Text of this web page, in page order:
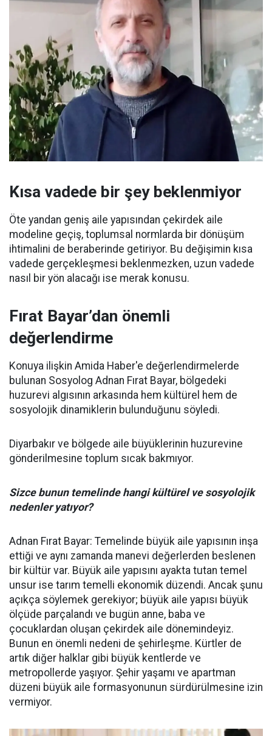
Kısa vadede bir şey beklenmiyor
Öte yandan geniş aile yapısından çekirdek aile
modeline geçiş, toplumsal normlarda bir dönüşüm
ihtimalini de beraberinde getiriyor. Bu değişimin kısa
vadede gerçekleşmesi beklenmezken, uzun vadede
nasıl bir yön alacağı ise merak konusu.
Fırat Bayar’dan önemli
değerlendirme
Konuya ilişkin Amida Haber'e değerlendirmelerde
bulunan Sosyolog Adnan Fırat Bayar, bölgedeki
huzurevi algısının arkasında hem kültürel hem de
sosyolojik dinamiklerin bulunduğunu söyledi.
Diyarbakır ve bölgede aile büyüklerinin huzurevine
gönderilmesine toplum sıcak bakmıyor.
Sizce bunun temelinde hangi kültürel ve sosyolojik
nedenler yatıyor?
Adnan Fırat Bayar: Temelinde büyük aile yapısının inşa
ettiği ve aynı zamanda manevi değerlerden beslenen
bir kültür var. Büyük aile yapısını ayakta tutan temel
unsur ise tarım temelli ekonomik düzendi. Ancak şunu
açıkça söylemek gerekiyor; büyük aile yapısı büyük
ölçüde parçalandı ve bugün anne, baba ve
çocuklardan oluşan çekirdek aile dönemindeyiz.
Bunun en önemli nedeni de şehirleşme. Kürtler de
artık diğer halklar gibi büyük kentlerde ve
metropollerde yaşıyor. Şehir yaşamı ve apartman
düzeni büyük aile formasyonunun sürdürülmesine izin
vermiyor.